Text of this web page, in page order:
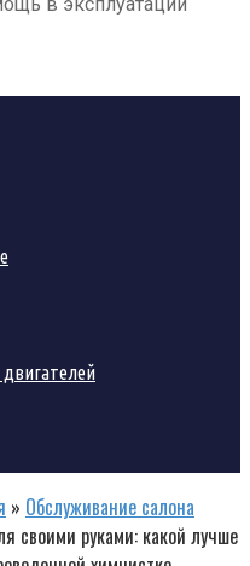
» Обслуживание салона
своими руками: какой лучше